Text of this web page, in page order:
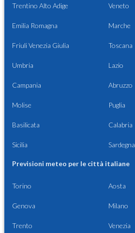
Trentino Alto Adige Veneto
Emilia Romagna Marche
Friuli Venezia Giulia Toscana
Umbria Lazio
Campania Abruzzo
Molise Puglia
Basilicata Calabria
Sicilia Sardegna
Previsioni meteo per le città italiane
Torino Aosta
Genova Milano
Trento Venezia